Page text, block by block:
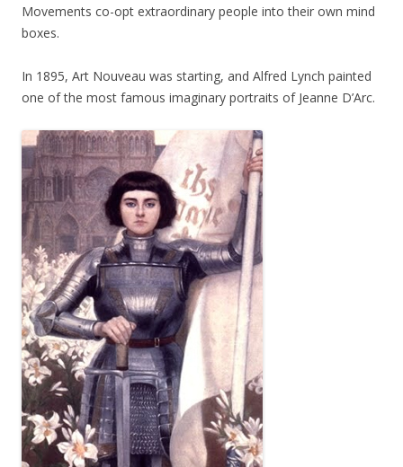
Movements co-opt extraordinary people into their own mind
boxes.
In 1895, Art Nouveau was starting, and Alfred Lynch painted
one of the most famous imaginary portraits of Jeanne D’Arc.